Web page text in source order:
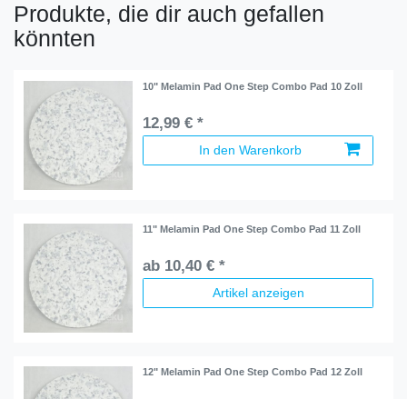
Produkte, die dir auch gefallen
könnten
10" Melamin Pad One Step Combo Pad 10 Zoll
12,99 € *
In den Warenkorb
11" Melamin Pad One Step Combo Pad 11 Zoll
ab 10,40 € *
Artikel anzeigen
12" Melamin Pad One Step Combo Pad 12 Zoll